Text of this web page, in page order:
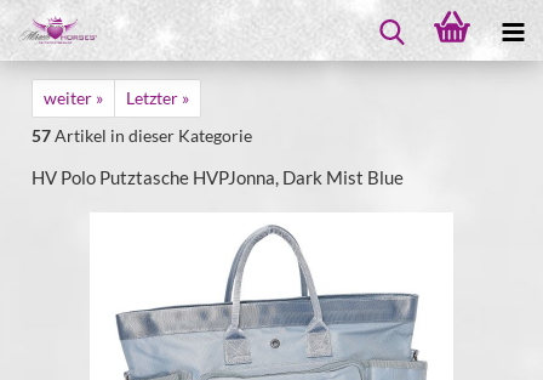
weiter »
Letzter »
57Artikel in dieser Kategorie
HV Polo Putztasche HVPJonna, Dark Mist Blue